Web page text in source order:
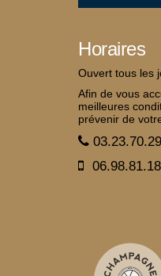
Horaires
Ouvert tous les
Afin de vous
meilleures
prévenir de